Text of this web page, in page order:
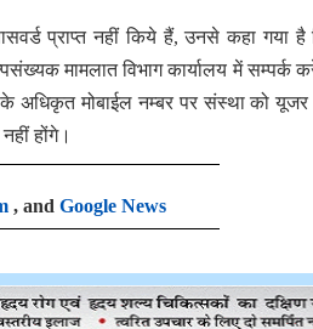
प्राप्त नहीं किये हैं, उनसे कहा
मामलात विभाग कार्यालय में
अधिकृत मोबाईल नम्बर पर संस्था को यूजर
होंगे।
, and Google News